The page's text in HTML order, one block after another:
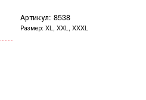
Артикул: 8538
Размер XL, XXL, XXXL